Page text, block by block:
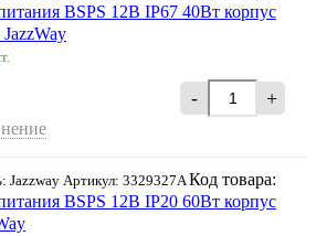
BSPS 12В IP67 40Вт корпус
- +
Jazzway Артикул: 3329327A Код товара:
BSPS 12В IP20 60Вт корпус